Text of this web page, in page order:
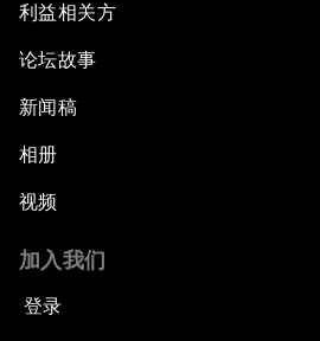
利益相关方
论坛故事
新闻稿
相册
视频
加入我们
登录